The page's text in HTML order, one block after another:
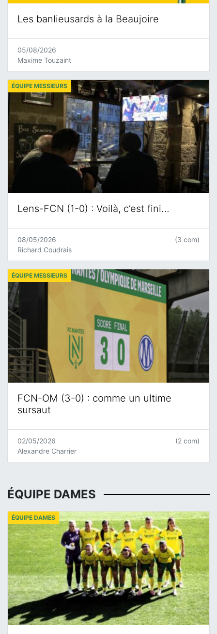
Les banlieusards à la Beaujoire
05/08/2026
Maxime Touzaint
Lens-FCN (1-0) : Voilà, c’est fini…
ÉQUIPE MESSIEURS
08/05/2026
Richard Coudrais
(3 com)
FCN-OM (3-0) : comme un ultime
sursaut
ÉQUIPE MESSIEURS
02/05/2026
Alexandre Charrier
(2 com)
ÉQUIPE DAMES
ÉQUIPE DAMES